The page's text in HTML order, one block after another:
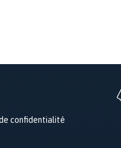
confidentialité